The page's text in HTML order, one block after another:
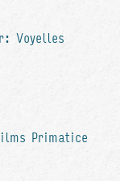
Voyelles
Primatice